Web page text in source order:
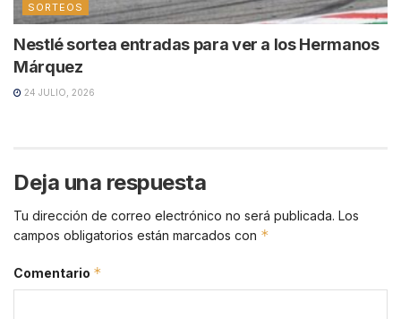
SORTEOS
Nestlé sortea entradas para ver a los Hermanos
Márquez
24 JULIO, 2026
Deja una respuesta
Tu dirección de correo electrónico no será publicada. Los
campos obligatorios están marcados con *
Comentario *